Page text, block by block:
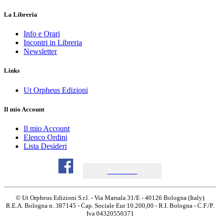
La Libreria
Info e Orari
Incontri in Libreria
Newsletter
Links
Ut Orpheus Edizioni
Il mio Account
Il mio Account
Elenco Ordini
Lista Desideri
© Ut Orpheus Edizioni S.r.l. - Via Marsala 31/E - 40126 Bologna (Italy)
R.E.A. Bologna n. 387145 - Cap. Sociale Eur 10.200,00 - R.I. Bologna - C.F./P.
Iva 04320550371